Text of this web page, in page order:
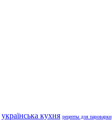
українська кухня рецепты для пароварки